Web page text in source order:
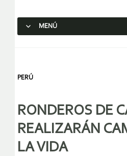
MENÚ
PERÚ
RONDEROS DE
REALIZARÁN
LA VIDA